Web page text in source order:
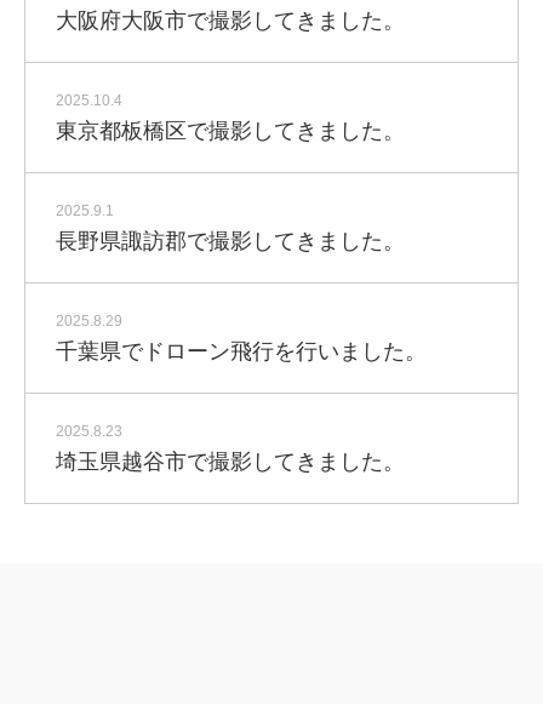
大阪府大阪市で撮影してきました。
2025.10.4
東京都板橋区で撮影してきました。
2025.9.1
長野県諏訪郡で撮影してきました。
2025.8.29
千葉県でドローン飛行を行いました。
2025.8.23
埼玉県越谷市で撮影してきました。